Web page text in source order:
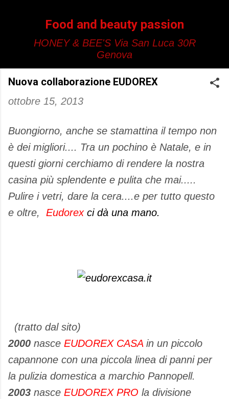
Food and beauty passion
HONEY & BEE'S Via San Luca 30R
Genova
Nuova collaborazione EUDOREX
ottobre 15, 2013
Buongiorno, anche se stamattina il tempo non
è dei migliori.... Tra un pochino è Natale, e in
questi giorni cerchiamo di rendere la nostra
casina più splendente e pulita che mai.....
Pulire i vetri, dare la cera....e per tutto questo
e oltre, Eudorex ci dà una mano.
(tratto dal sito)
2000 nasce EUDOREX CASA in un piccolo
capannone con una piccola linea di panni per
la pulizia domestica a marchio Pannopell.
2003 nasce EUDOREX PRO la divisione